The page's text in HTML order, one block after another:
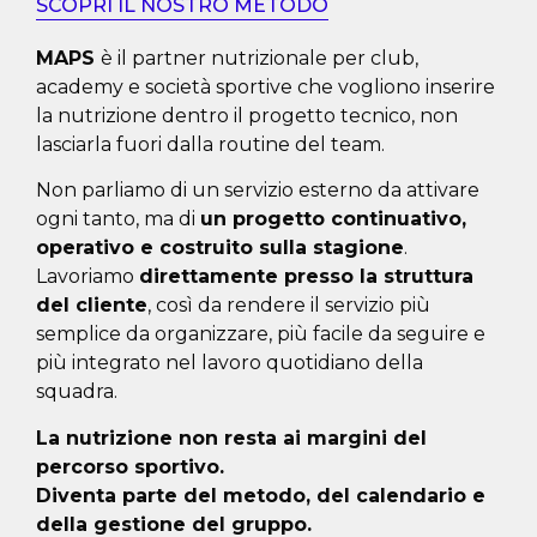
SCOPRI IL NOSTRO METODO
MAPS è il partner nutrizionale per club,
academy e società sportive che vogliono inserire
la nutrizione dentro il progetto tecnico, non
lasciarla fuori dalla routine del team.
Non parliamo di un servizio esterno da attivare
ogni tanto, ma di un progetto continuativo,
operativo e costruito sulla stagione.
Lavoriamo direttamente presso la struttura
del cliente, così da rendere il servizio più
semplice da organizzare, più facile da seguire e
più integrato nel lavoro quotidiano della
squadra.
La nutrizione non resta ai margini del
percorso sportivo.
Diventa parte del metodo, del calendario e
della gestione del gruppo.